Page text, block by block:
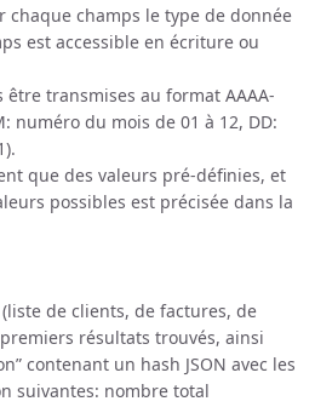
chaque champs le type de donnée
est accessible en écriture ou
transmises au format AAAA-
numéro du mois de 01 à 12, DD:
que des valeurs pré-définies, et
possibles est précisée dans la
de clients, de factures, de
résultats trouvés, ainsi
contenant un hash JSON avec les
suivantes: nombre total